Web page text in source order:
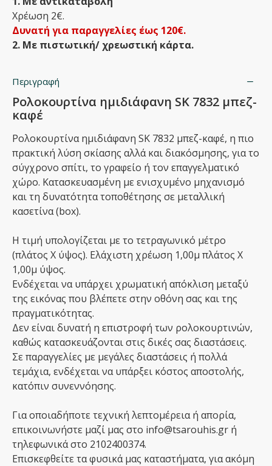
Χρέωση 2€.
Δυνατή για παραγγελίες έως 120€.
2. Με πιστωτική/ χρεωστική κάρτα.
Περιγραφή
Ρολοκουρτίνα ημιδιάφανη SK 7832 μπεζ-
καφέ
Ρολοκουρτίνα ημιδιάφανη SK 7832 μπεζ-καφέ, η πιο
πρακτική λύση σκίασης αλλά και διακόσμησης, για το
σύγχρονο σπίτι, το γραφείο ή τον επαγγελματικό
χώρο. Κατασκευασμένη με ενισχυμένο μηχανισμό
και τη δυνατότητα τοποθέτησης σε μεταλλική
κασετίνα (box).
Η τιμή υπολογίζεται με το τετραγωνικό μέτρο
(πλάτος Χ ύψος). Ελάχιστη χρέωση 1,00μ πλάτος Χ
1,00μ ύψος.
Ενδέχεται να υπάρχει χρωματική απόκλιση μεταξύ
της εικόνας που βλέπετε στην οθόνη σας και της
πραγματικότητας.
Δεν είναι δυνατή η επιστροφή των ρολοκουρτινών,
καθώς κατασκευάζονται στις δικές σας διαστάσεις.
Σε παραγγελίες με μεγάλες διαστάσεις ή πολλά
τεμάχια, ενδέχεται να υπάρξει κόστος αποστολής,
κατόπιν συνεννόησης.
Για οποιαδήποτε τεχνική λεπτομέρεια ή απορία,
επικοινωνήστε μαζί μας στο info@tsarouhis.gr ή
τηλεφωνικά στο 2102400374.
Επισκεφθείτε τα φυσικά μας καταστήματα, για ακόμη